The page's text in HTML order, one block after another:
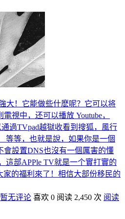
大！它能做些什麽呢？它可以将
視中，还可以播放 Youtube，
過TVpad越獄收看到搜狐，風行
等等，也就是說，如果你是一個
會設置DNS也沒有一個厲害的懂
這部APPle TV就是一个實打實的
的福利來了！相信大部份移民的
暂无评论 喜欢 0 阅读 2,450 次 阅读